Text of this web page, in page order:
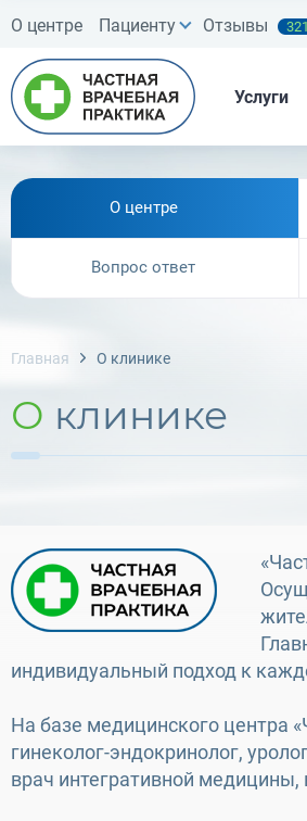
О центре Пациенту Отзывы 321
Услуги
О центре
Вопрос ответ
Главная О клинике
О клинике
индивидуальный подход к
На базе медицинского центра
гинеколог-эндокринолог,
врач интегративной медицины,